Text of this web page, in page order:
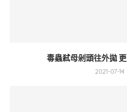
毒蟲弒母剁頭往外拋
2021-07-14